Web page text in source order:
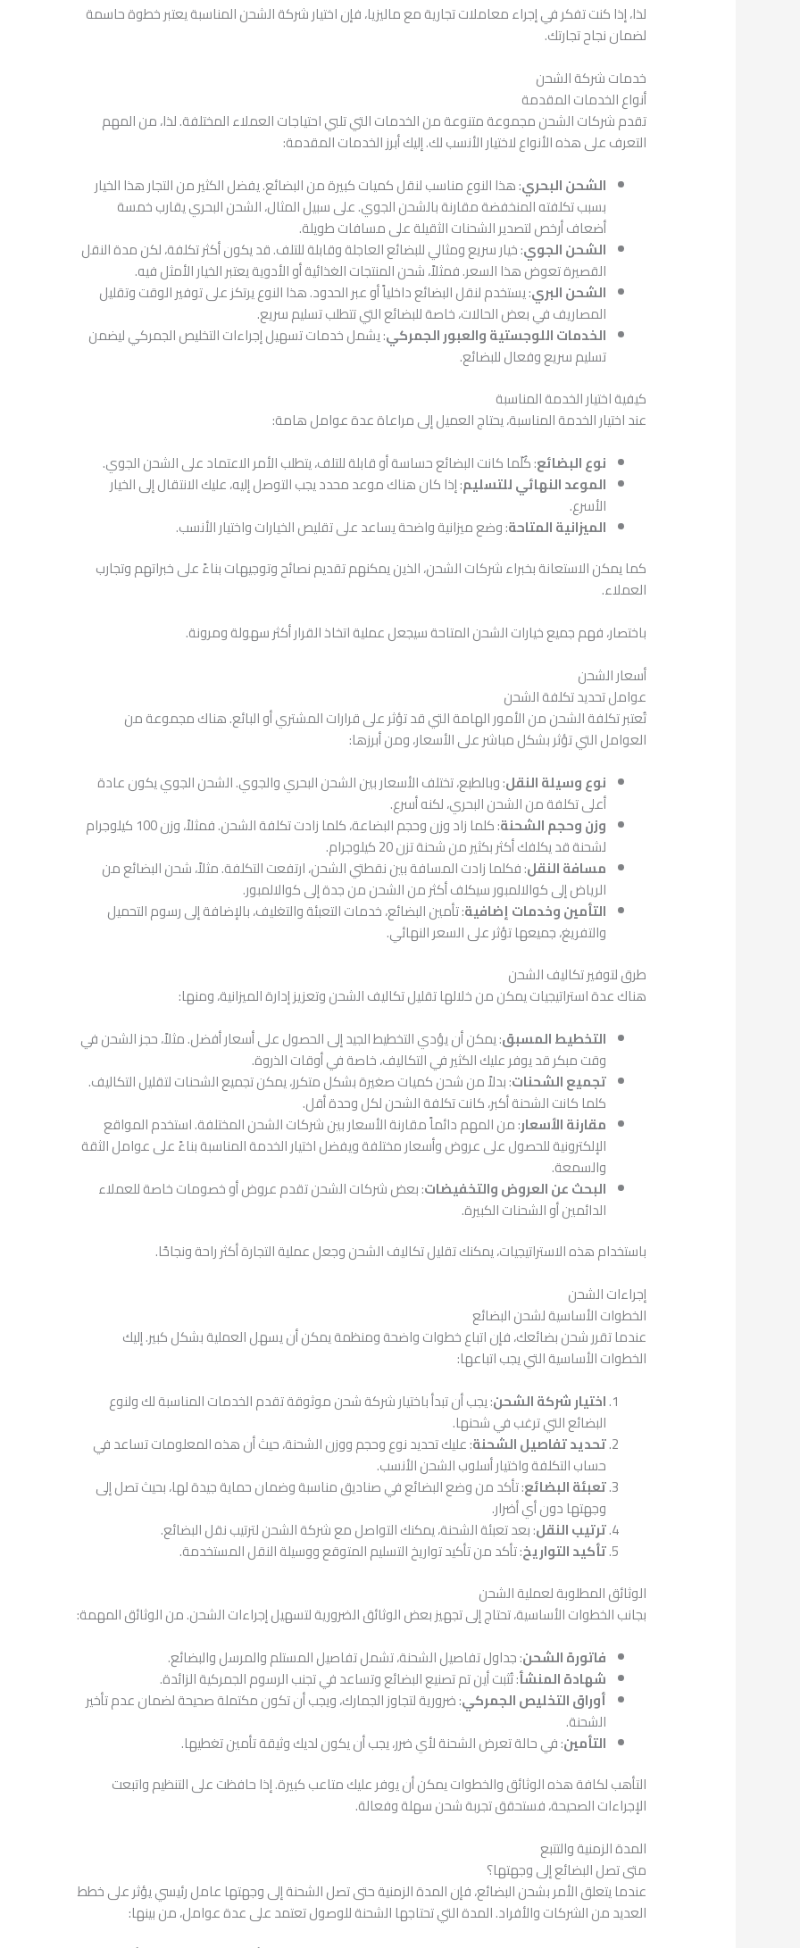
لذا، إذا كنت تفكر في إجراء معاملات تجارية مع ماليزيا، فإن اختيار شركة الشحن المناسبة يعتبر خطوة حاسمة
لضمان نجاح تجارتك.
خدمات شركة الشحن
أنواع الخدمات المقدمة
تقدم شركات الشحن مجموعة متنوعة من الخدمات التي تلبي احتياجات العملاء المختلفة. لذا، من المهم
التعرف على هذه الأنواع لاختيار الأنسب لك. إليك أبرز الخدمات المقدمة:
الشحن البحري: هذا النوع مناسب لنقل كميات كبيرة من البضائع. يفضل الكثير من التجار هذا الخيار
بسبب تكلفته المنخفضة مقارنة بالشحن الجوي. على سبيل المثال، الشحن البحري يقارب خمسة
أضعاف أرخص لتصدير الشحنات الثقيلة على مسافات طويلة.
الشحن الجوي: خيار سريع ومثالي للبضائع العاجلة وقابلة للتلف. قد يكون أكثر تكلفة، لكن مدة النقل
القصيرة تعوض هذا السعر. فمثلاً، شحن المنتجات الغذائية أو الأدوية يعتبر الخيار الأمثل فيه.
الشحن البري: يستخدم لنقل البضائع داخلياً أو عبر الحدود. هذا النوع يرتكز على توفير الوقت وتقليل
المصاريف في بعض الحالات، خاصة للبضائع التي تتطلب تسليم سريع.
الخدمات اللوجستية والعبور الجمركي: يشمل خدمات تسهيل إجراءات التخليص الجمركي ليضمن
تسليم سريع وفعال للبضائع.
كيفية اختيار الخدمة المناسبة
عند اختيار الخدمة المناسبة، يحتاج العميل إلى مراعاة عدة عوامل هامة:
نوع البضائع: كُلّما كانت البضائع حساسة أو قابلة للتلف، يتطلب الأمر الاعتماد على الشحن الجوي.
الموعد النهائي للتسليم: إذا كان هناك موعد محدد يجب التوصل إليه، عليك الانتقال إلى الخيار
الأسرع.
الميزانية المتاحة: وضع ميزانية واضحة يساعد على تقليص الخيارات واختيار الأنسب.
كما يمكن الاستعانة بخبراء شركات الشحن، الذين يمكنهم تقديم نصائح وتوجيهات بناءً على خبراتهم وتجارب
العملاء.
باختصار، فهم جميع خيارات الشحن المتاحة سيجعل عملية اتخاذ القرار أكثر سهولة ومرونة.
أسعار الشحن
عوامل تحديد تكلفة الشحن
تُعتبر تكلفة الشحن من الأمور الهامة التي قد تؤثر على قرارات المشتري أو البائع. هناك مجموعة من
العوامل التي تؤثر بشكل مباشر على الأسعار، ومن أبرزها:
نوع وسيلة النقل: وبالطبع، تختلف الأسعار بين الشحن البحري والجوي. الشحن الجوي يكون عادة
أعلى تكلفة من الشحن البحري، لكنه أسرع.
وزن وحجم الشحنة
: كلما زاد وزن وحجم البضاعة، كلما زادت تكلفة الشحن. فمثلاً، وزن 100 كيلوجرام
لشحنة قد يكلفك أكثر بكثير من شحنة تزن 20 كيلوجرام.
مسافة النقل: فكلما زادت المسافة بين نقطتي الشحن، ارتفعت التكلفة. مثلاً، شحن البضائع من
الرياض إلى كوالالمبور سيكلف أكثر من الشحن من جدة إلى كوالالمبور.
التأمين وخدمات إضافية: تأمين البضائع، خدمات التعبئة والتغليف، بالإضافة إلى رسوم التحميل
والتفريغ، جميعها تؤثر على السعر النهائي.
طرق لتوفير تكاليف الشحن
هناك عدة استراتيجيات يمكن من خلالها تقليل تكاليف الشحن وتعزيز إدارة الميزانية، ومنها:
التخطيط المسبق: يمكن أن يؤدي التخطيط الجيد إلى الحصول على أسعار أفضل. مثلاً، حجز الشحن في
وقت مبكر قد يوفر عليك الكثير في التكاليف، خاصة في أوقات الذروة.
تجميع الشحنات: بدلاً من شحن كميات صغيرة بشكل متكرر، يمكن تجميع الشحنات لتقليل التكاليف.
كلما كانت الشحنة أكبر، كانت تكلفة الشحن لكل وحدة أقل.
مقارنة الأسعار: من المهم دائماً مقارنة الأسعار بين شركات الشحن المختلفة. استخدم المواقع
الإلكترونية للحصول على عروض وأسعار مختلفة ويفضل اختيار الخدمة المناسبة بناءً على عوامل الثقة
والسمعة.
البحث عن العروض والتخفيضات: بعض شركات الشحن تقدم عروض أو خصومات خاصة للعملاء
الدائمين أو الشحنات الكبيرة.
باستخدام هذه الاستراتيجيات، يمكنك تقليل تكاليف الشحن وجعل عملية التجارة أكثر راحة ونجاحًا.
إجراءات الشحن
الخطوات الأساسية لشحن البضائع
عندما تقرر شحن بضائعك، فإن اتباع خطوات واضحة ومنظمة يمكن أن يسهل العملية بشكل كبير. إليك
الخطوات الأساسية التي يجب اتباعها:
اختيار شركة الشحن: يجب أن تبدأ باختيار شركة شحن موثوقة تقدم الخدمات المناسبة لك ولنوع
البضائع التي ترغب في شحنها.
تحديد تفاصيل الشحنة: عليك تحديد نوع وحجم ووزن الشحنة، حيث أن هذه المعلومات تساعد في
حساب التكلفة واختيار أسلوب الشحن الأنسب.
تعبئة البضائع: تأكد من وضع البضائع في صناديق مناسبة وضمان حماية جيدة لها، بحيث تصل إلى
وجهتها دون أي أضرار.
ترتيب النقل: بعد تعبئة الشحنة، يمكنك التواصل مع شركة الشحن لترتيب نقل البضائع.
تأكيد التواريخ: تأكد من تأكيد تواريخ التسليم المتوقع ووسيلة النقل المستخدمة.
الوثائق المطلوبة لعملية الشحن
بجانب الخطوات الأساسية، تحتاج إلى تجهيز بعض الوثائق الضرورية لتسهيل إجراءات الشحن. من الوثائق المهمة:
فاتورة الشحن: جداول تفاصيل الشحنة، تشمل تفاصيل المستلم والمرسل والبضائع.
شهادة المنشأ: تُثبت أين تم تصنيع البضائع وتساعد في تجنب الرسوم الجمركية الزائدة.
أوراق التخليص الجمركي: ضرورية لتجاوز الجمارك، ويجب أن تكون مكتملة صحيحة لضمان عدم تأخير
الشحنة.
التأمين: في حالة تعرض الشحنة لأي ضرر، يجب أن يكون لديك وثيقة تأمين تغطيها.
التأهب لكافة هذه الوثائق والخطوات يمكن أن يوفر عليك متاعب كبيرة. إذا حافظت على التنظيم واتبعت
الإجراءات الصحيحة، فستحقق تجربة شحن سهلة وفعالة.
المدة الزمنية والتتبع
متى تصل البضائع إلى وجهتها؟
عندما يتعلق الأمر بشحن البضائع، فإن المدة الزمنية حتى تصل الشحنة إلى وجهتها عامل رئيسي يؤثر على خطط
العديد من الشركات والأفراد. المدة التي تحتاجها الشحنة للوصول تعتمد على عدة عوامل، من بينها: